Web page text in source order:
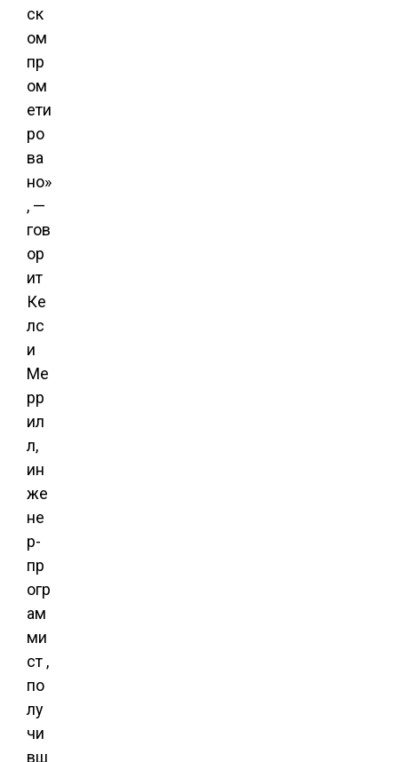
ск
ом
пр
ом
ети
ро
ва
но»
, —
гов
ор
ит
Ке
лс
и
Ме
рр
ил
л,
ин
же
не
р-
пр
огр
ам
ми
ст ,
по
лу
чи
вш